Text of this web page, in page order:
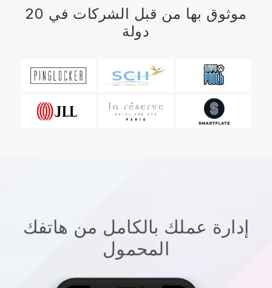
موثوق بها من قبل الشركات في 20
دولة
إدارة عملك بالكامل من هاتفك
المحمول